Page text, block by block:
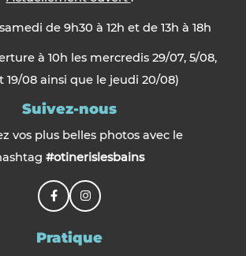
de 9h30 à 12h et de 13h à 18h
à 10h les mercredis 29/07, 5/08,
19/08 ainsi que le jeudi 20/08)
Suivez-nous
vos plus belles photos avec le
#otinerislesbains
Pratique